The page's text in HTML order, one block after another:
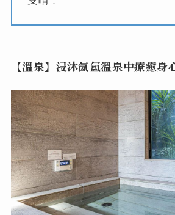
【溫泉】浸沐氤氳溫泉中療癒身